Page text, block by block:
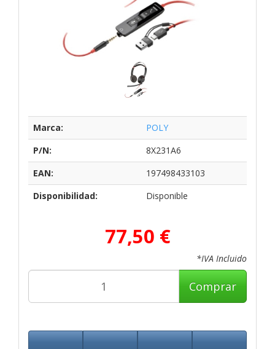
Marca:
POLY
P/N:
8X231A6
EAN:
197498433103
Disponibilidad:
Disponible
77,50 €
*IVA Incluido
Comprar